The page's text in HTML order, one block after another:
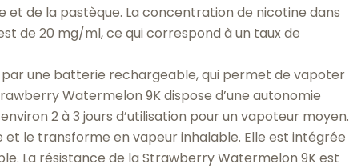
et de la pastèque. La concentration de nicotine dans
de 20 mg/ml, ce qui correspond à un taux de
une batterie rechargeable, qui permet de vapoter
Watermelon 9K dispose d’une autonomie
2 à 3 jours d’utilisation pour un vapoteur moyen.
et le transforme en vapeur inhalable. Elle est intégrée
La résistance de la Strawberry Watermelon 9K est